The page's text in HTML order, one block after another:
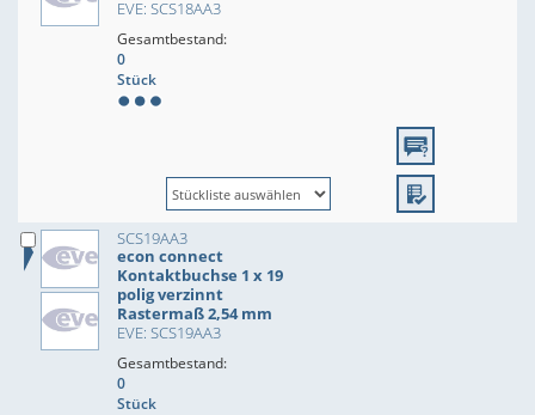
EVE: SCS18AA3
Gesamtbestand:
0
Stück
SCS19AA3
econ connect
Kontaktbuchse 1 x 19
polig verzinnt
Rastermaß 2,54 mm
EVE: SCS19AA3
Gesamtbestand:
0
Stück